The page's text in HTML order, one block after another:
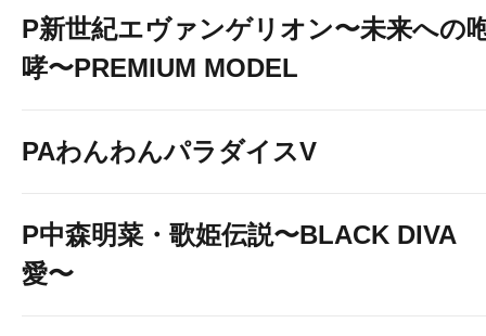
P新世紀エヴァンゲリオン〜未来への
哮〜PREMIUM MODEL
PAわんわんパラダイスV
P中森明菜・歌姫伝説〜BLACK DIVA
愛〜